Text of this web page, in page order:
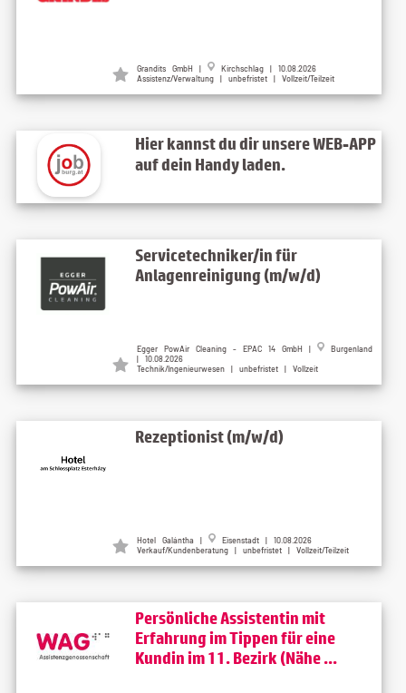
Grandits GmbH | Kirchschlag | 10.08.2026
Assistenz/Verwaltung | unbefristet | Vollzeit/Teilzeit
Hier kannst du dir unsere WEB-APP
auf dein Handy laden.
Servicetechniker/in für
Anlagenreinigung (m/w/d)
Egger PowAir Cleaning - EPAC 14 GmbH |
Burgenland
| 10.08.2026
Technik/Ingenieurwesen | unbefristet | Vollzeit
Rezeptionist (m/w/d)
Hotel Galántha | Eisenstadt | 10.08.2026
Verkauf/Kundenberatung | unbefristet | Vollzeit/Teilzeit
Persönliche Assistentin mit
Erfahrung im Tippen für eine
Kundin im 11. Bezirk (Nähe ...